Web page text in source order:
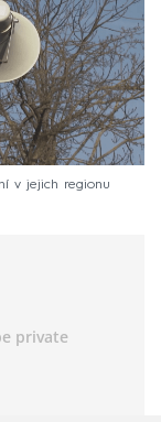
v jejich regionu